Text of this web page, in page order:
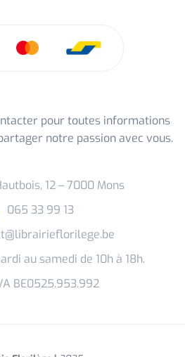
pour toutes informations
notre passion avec vous.
12 – 7000 Mons
065 33 99 13
au samedi de 10h à 18h.
BE0525.953.992